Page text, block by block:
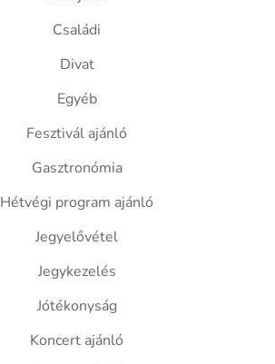
Családi
Divat
Egyéb
Fesztivál ajánló
Gasztronómia
Hétvégi program ajánló
Jegyelővétel
Jegykezelés
Jótékonyság
Koncert ajánló